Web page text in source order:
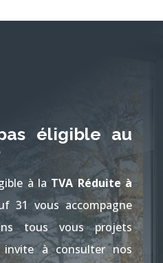
éligible au
à la TVA Réduite à
31 vous accompagne
tous vous projets
invite à consulter nos